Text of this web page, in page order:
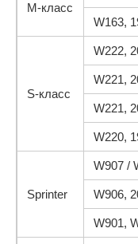
M-класс
W163,
S-класс
W222,
W221,
W221,
W220,
Sprinter
W907 /
W906,
W901,